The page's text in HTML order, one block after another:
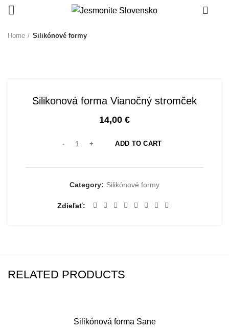
Home Silikónové formy
Silikonová forma Vianočný stromček
14,00 €
ADD TO CART
Category: Silikónové formy
Zdieľať
RELATED PRODUCTS
Silikónová forma Sane